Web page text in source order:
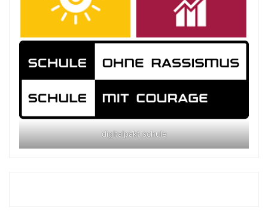
digitalpakt schule